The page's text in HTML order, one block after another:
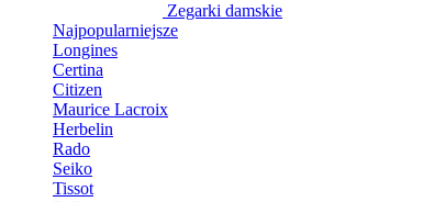
Zegarki damskie
Najpopularniejsze
Longines
Certina
Citizen
Maurice Lacroix
Herbelin
Rado
Seiko
Tissot